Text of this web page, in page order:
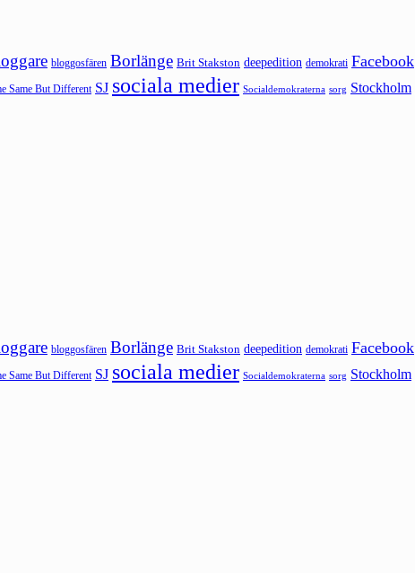
bloggosfären Borlänge Brit Stakston deepedition demokrati Facebook
Same But Different SJ sociala medier Socialdemokraterna sorg Stockholm
bloggosfären Borlänge Brit Stakston deepedition demokrati Facebook
Same But Different SJ sociala medier Socialdemokraterna sorg Stockholm